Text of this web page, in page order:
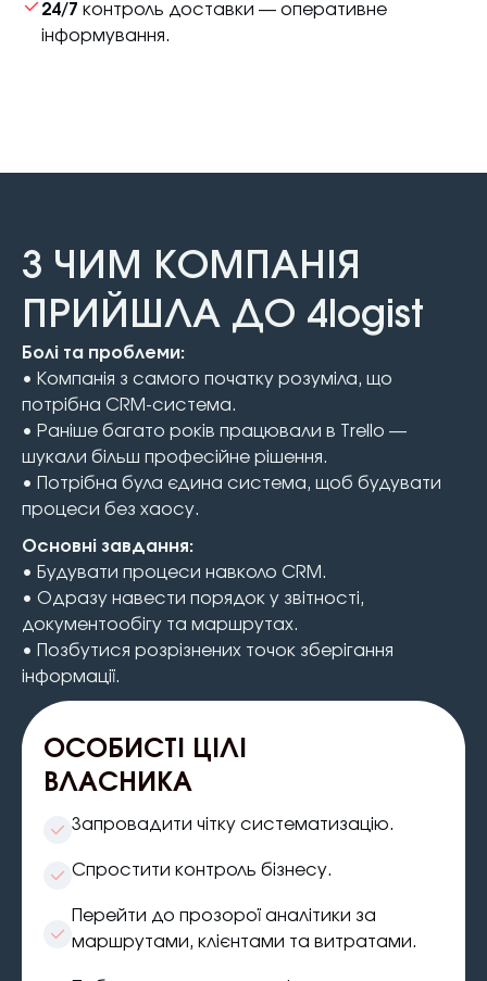
24/7 контроль доставки — оперативне
інформування.
З ЧИМ КОМПАНІЯ
ПРИЙШЛА ДО 4logist
Болі та проблеми:
• Компанія з самого початку розуміла, що
потрібна CRM-система.
• Раніше багато років працювали в Trello —
шукали більш професійне рішення.
• Потрібна була єдина система, щоб будувати
процеси без хаосу.
Основні завдання:
• Будувати процеси навколо CRM.
• Одразу навести порядок у звітності,
документообігу та маршрутах.
• Позбутися розрізнених точок зберігання
інформації.
ОСОБИСТI ЦIЛI
ВЛАСНИКА
Запровадити чітку систематизацію.
Спростити контроль бізнесу.
Перейти до прозорої аналітики за
маршрутами, клієнтами та витратами.